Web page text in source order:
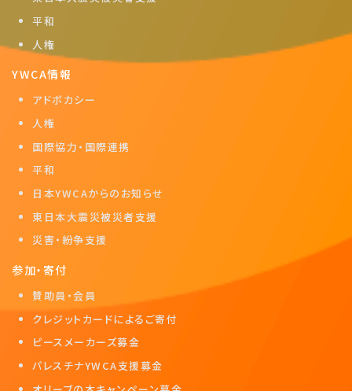
平和
人権
YWCA情報
アドボカシー
人権
国際協力・国際連携
平和
日本YWCAからのお知らせ
東日本大震災被災者支援
災害・紛争支援
参加・寄付
賛助員・会員
クレジットカードによるご寄付
ピースメーカーズ募金
パレスチナYWCA支援募金